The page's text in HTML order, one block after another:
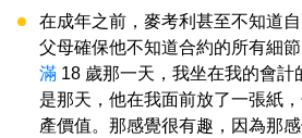
在成年之前，麥考利甚至不知道
父母確保他不知道合約的所有細
滿 18 歲那一天，我坐在我的會計
是那天，他在我面前放了一張紙
產價值。那感覺很有趣，因為那